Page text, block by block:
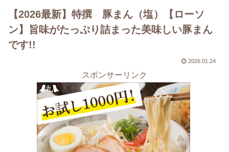
【2026最新】特撰 豚まん（塩）【ローソ
ン】旨味がたっぷり詰まった美味しい豚まん
です!!
2026.01.24
スポンサーリンク